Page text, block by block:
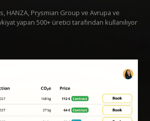
HANZA, Prysmian Group ve Avrupa ve
yapan 500+ üretici tarafından kullanılıyor